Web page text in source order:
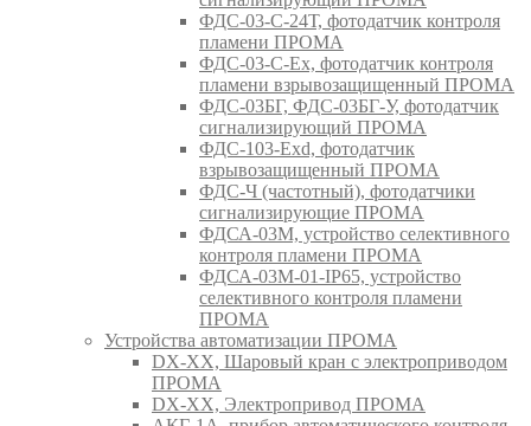
ФДС-03-С-24Т, фотодатчик контроля
пламени ПРОМА
ФДС-03-С-Ex, фотодатчик контроля
пламени взрывозащищенный ПРОМА
ФДС-03БГ, ФДС-03БГ-У, фотодатчик
сигнализирующий ПРОМА
ФДС-103-Ехd, фотодатчик
взрывозащищенный ПРОМА
ФДС-Ч (частотный), фотодатчики
сигнализирующие ПРОМА
ФДСА-03М, устройство селективного
контроля пламени ПРОМА
ФДСА-03М-01-IP65, устройство
селективного контроля пламени
ПРОМА
Устройства автоматизации ПРОМА
DX-XX, Шаровый кран c электроприводом
ПРОМА
DX-XX, Электропривод ПРОМА